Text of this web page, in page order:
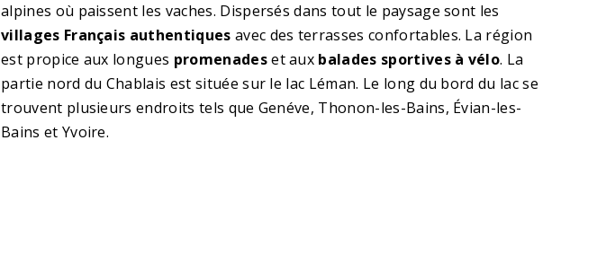
alpines où paissent les vaches. Dispersés dans tout le paysage sont les
villages Français authentiques avec des terrasses confortables. La région
est propice aux longues promenadeset aux balades sportives à vélo. La
partie nord du Chablais est située sur le lac Léman. Le long du bord du lac se
trouvent plusieurs endroits tels que Genéve, Thonon-les-Bains, Évian-les-
Bains et Yvoire.